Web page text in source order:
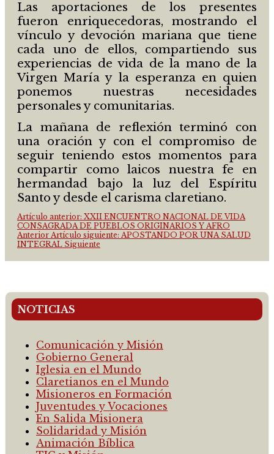
Las aportaciones de los presentes
fueron enriquecedoras, mostrando el
vínculo y devoción mariana que tiene
cada uno de ellos, compartiendo sus
experiencias de vida de la mano de la
Virgen María y la esperanza en quien
ponemos nuestras necesidades
personales y comunitarias.
La mañana de reflexión terminó con
una oración y con el compromiso de
seguir teniendo estos momentos para
compartir como laicos nuestra fe en
hermandad bajo la luz del Espíritu
Santo y desde el carisma claretiano.
Artículo anterior: XXII ENCUENTRO NACIONAL DE VIDA
CONSAGRADA DE PUEBLOS ORIGINARIOS Y AFRO
Anterior Artículo siguiente: APOSTANDO POR UNA SALUD
INTEGRAL Siguiente
NOTICIAS
Comunicación y Misión
Gobierno General
Iglesia en el Mundo
Claretianos en el Mundo
Misioneros en Formación
Juventudes y Vocaciones
En Salida Misionera
Solidaridad y Misión
Animación Bíblica